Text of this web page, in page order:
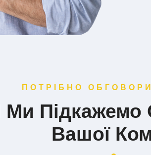
ПОТРІБНО
Ми
Вашої